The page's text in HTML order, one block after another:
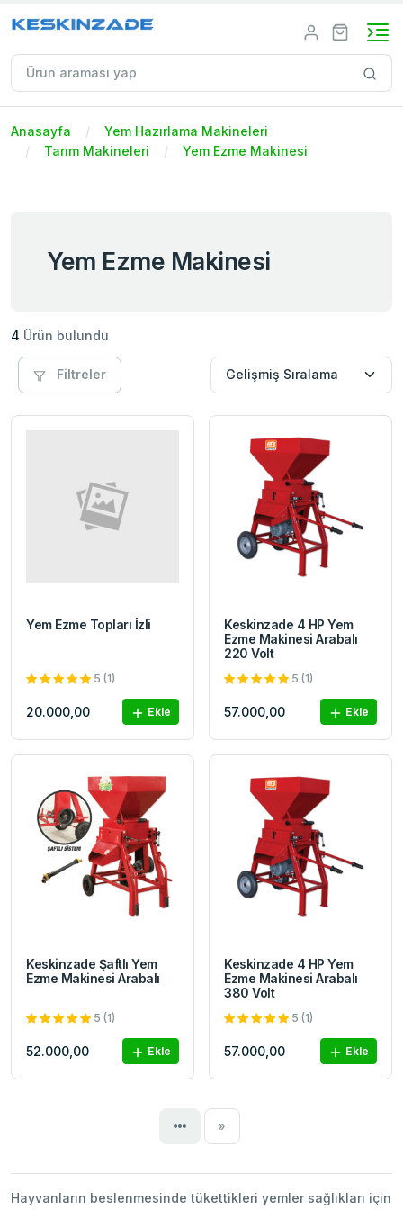
Anasayfa
Yem Hazırlama Makineleri
Tarım Makineleri
Yem Ezme Makinesi
Yem Ezme Makinesi
4 Ürün bulundu
Filtreler
Yem Ezme Topları İzli
5 (1)
20.000,00 Ekle
Keskinzade 4 HP Yem
Ezme Makinesi Arabalı
220 Volt
5 (1)
57.000,00 Ekle
Keskinzade Şaftlı Yem
Ezme Makinesi Arabalı
5 (1)
52.000,00 Ekle
Keskinzade 4 HP Yem
Ezme Makinesi Arabalı
380 Volt
5 (1)
57.000,00 Ekle
»
Hayvanların beslenmesinde tükettikleri yemler sağlıkları için